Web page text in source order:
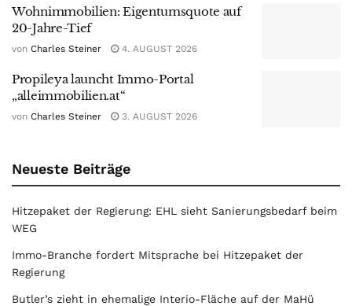
Wohnimmobilien: Eigentumsquote auf
20-Jahre-Tief
von Charles Steiner 4. AUGUST 2026
Propileya launcht Immo-Portal
„alleimmobilien.at“
von Charles Steiner 3. AUGUST 2026
Neueste Beiträge
Hitzepaket der Regierung: EHL sieht Sanierungsbedarf beim
WEG
Immo-Branche fordert Mitsprache bei Hitzepaket der
Regierung
Butler’s zieht in ehemalige Interio-Fläche auf der MaHü